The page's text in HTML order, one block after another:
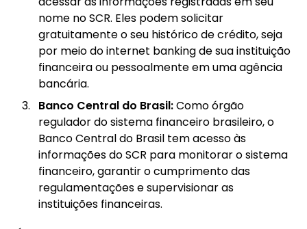
nome no SCR. Eles podem solicitar
gratuitamente o seu histórico de crédito, seja
por meio do internet banking de sua instituição
financeira ou pessoalmente em uma agência
bancária.
Banco Central do Brasil:Como órgão
regulador do sistema financeiro brasileiro, o
Banco Central do Brasil tem acesso às
informações do SCR para monitorar o sistema
financeiro, garantir o cumprimento das
regulamentações e supervisionar as
instituições financeiras.